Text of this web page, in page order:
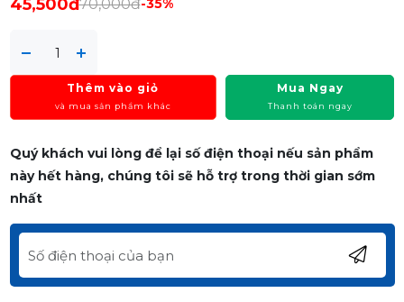
45,500đ70,000đ-35%
Thêm vào giỏ
và mua sản phẩm khác
Mua Ngay
Thanh toán ngay
Quý khách vui lòng để lại số điện thoại nếu sản phẩm
này hết hàng, chúng tôi sẽ hỗ trợ trong thời gian sớm
nhất